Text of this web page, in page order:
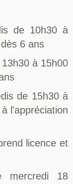
de 10h30 à
6 ans
à 15h00
de 15h30 à
l'appréciation
licence et
mercredi 18